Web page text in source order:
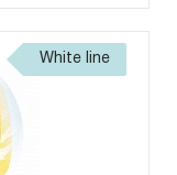
White line